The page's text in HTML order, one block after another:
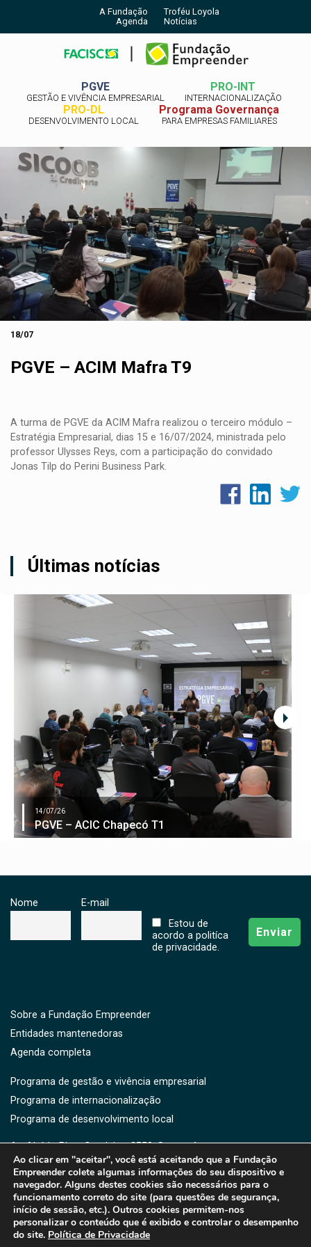
A Fundação
Troféu Loyola
Agenda
Notícias
PGVE
GESTÃO E VIVÊNCIA EMPRESARIAL
PRO-INT
INTERNACIONALIZAÇÃO
PRO-DL
DESENVOLVIMENTO LOCAL
Programa Governança
PARA EMPRESAS FAMILIARES
18/07
PGVE – ACIM Mafra T9
A turma de PGVE da ACIM Mafra realizou o terceiro módulo –
Estratégia Empresarial, dias 15 e 16/07/2024, ministrada pelo
professor Ulysses Reys, com a participação do convidado
Jonas Tilp do Perini Business Park.
Últimas notícias
14/07/26
PGVE – ACIC Chapecó T1
Nome
E-mail
Estou de
acordo a politíca
de privacidade.
Sobre a Fundação Empreender
Entidades mantenedoras
Agenda completa
Programa de gestão e vivência empresarial
Programa de internacionalização
Programa de desenvolvimento local
Av. Aluísio Pires Condeixa, 2550, Saguaçú,
CEP: 89221-750 -Joinville, SC
(47) 3461-3364 | 3461-3373 | (47) 9176-5919
fe@fe.org.br
Ao clicar em "aceitar", você está aceitando que a Fundação
Empreender colete algumas informações do seu dispositivo e
navegador. Alguns destes cookies são necessários para o
funcionamento correto do site (para questões de segurança,
início de sessão, etc.). Outros cookies permitem-nos
personalizar o conteúdo que é exibido e controlar o desempenho
do site. Política de Privacidade